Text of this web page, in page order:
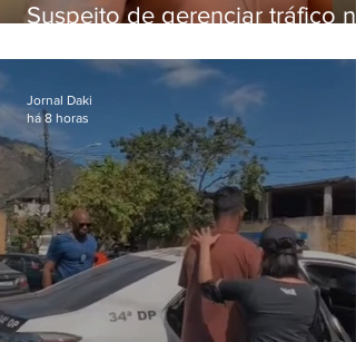
Suspeito de gerenciar tráfico na
foragido
Jornal Daki
há 8 horas